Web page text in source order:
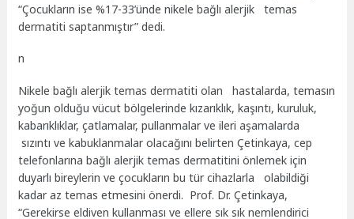
“Çocukların ise %17-33’ünde nikele bağlı alerjik temas
dermatiti saptanmıştır” dedi.
n
Nikele bağlı alerjik temas dermatiti olan hastalarda, temasın
yoğun olduğu vücut bölgelerinde kızarıklık, kaşıntı, kuruluk,
kabarıklıklar, çatlamalar, pullanmalar ve ileri aşamalarda
sızıntı ve kabuklanmalar olacağını belirten Çetinkaya, cep
telefonlarına bağlı alerjik temas dermatitini önlemek için
duyarlı bireylerin ve çocukların bu tür cihazlarla olabildiği
kadar az temas etmesini önerdi. Prof. Dr. Çetinkaya,
“Gerekirse eldiven kullanması ve ellere sık sık nemlendirici